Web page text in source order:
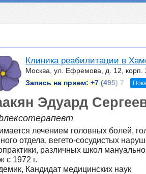
Клиника реабилитации в
Москва, ул. Ефремова, д. 12, корп.
Запись на прием: +7 (495) 7
Эдуард
лечением головных болей,
отдела, вегето-сосудистых
различных школ
с 1972 г.
Кандидат медицинских наук